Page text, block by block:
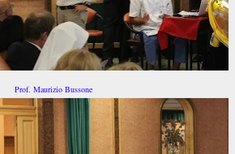
Prof. Maurizio Bussone